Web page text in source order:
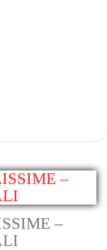
–